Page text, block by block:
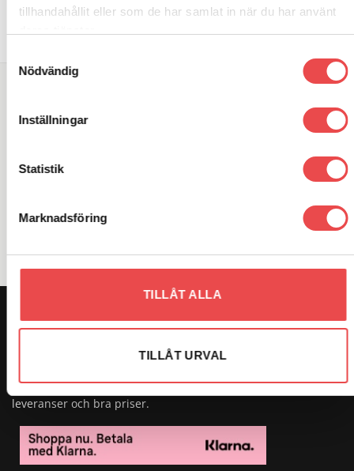
tillhandahållit eller som de har samlat in när du har använt
Nödvändig
Inställningar
Statistik
Marknadsföring
TILLÅT ALLA
TILLÅT URVAL
OM OSS
Vi är Sveriges största butik på Sparco och har över 20 000
kunden nöjd genom kunskap om produkterna, snabba
leveranser och bra priser.